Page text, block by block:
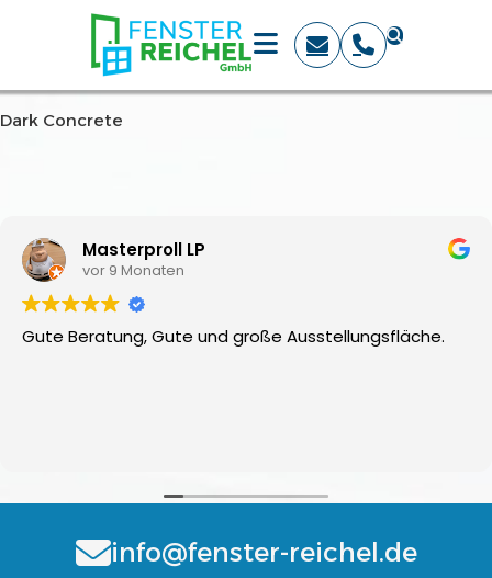
Dark Concrete
Masterproll LP
vor 9 Monaten
Gute Beratung, Gute und große Ausstellungsfläche.
info@fenster-reichel.de